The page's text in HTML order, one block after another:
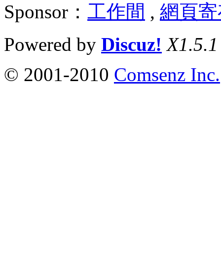
Sponsor： 工作間 , 網頁
Powered by Discuz! X1.5.1
© 2001-2010 Comsenz Inc.